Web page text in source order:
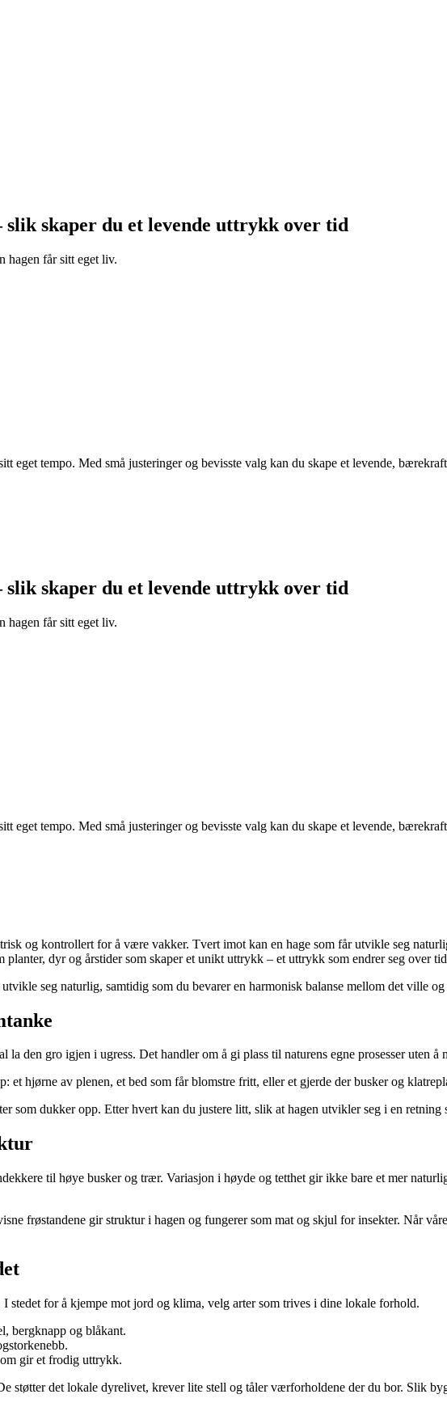
skaper du et levende uttrykk over tid
hagen får sitt eget liv.
eget tempo. Med små justeringer og bevisste valg kan du skape et levende,
skaper du et levende uttrykk over tid
hagen får sitt eget liv.
eget tempo. Med små justeringer og bevisste valg kan du skape et levende,
og kontrollert for å være vakker. Tvert imot kan en hage som får utvikle seg
dyr og årstider som skaper et unikt uttrykk – et uttrykk som endrer seg over
seg naturlig, samtidig som du bevarer en harmonisk balanse mellom det ville og
den gro igjen i ugress. Det handler om å gi plass til naturens egne prosesser uten å
et hjørne av plenen, et bed som får blomstre fritt, eller et gjerde der busker og
som dukker opp. Etter hvert kan du justere litt, slik at hagen utvikler seg i en
til høye busker og trær. Variasjon i høyde og tetthet gir ikke bare et mer
frøstandene gir struktur i hagen og fungerer som mat og skjul for insekter. Når
stedet for å kjempe mot jord og klima, velg arter som trives i dine lokale forhold.
bergknapp og blåkant.
gir et frodig uttrykk.
støtter det lokale dyrelivet, krever lite stell og tåler værforholdene der du bor. Slik